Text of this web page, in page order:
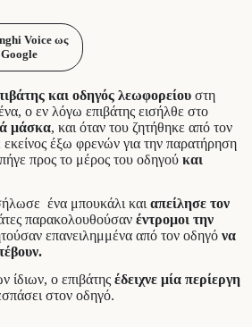
Voice ως
και οδηγός λεωφορείου στη
ο εν λόγω επιβάτης εισήλθε στο
μάσκα, και όταν του ζητήθηκε από τον
έξω φρενών για την παρατήρηση
προς το μέρος του οδηγού και
ένα μπουκάλι και απείλησε τον
παρακολουθούσαν έντρομοι την
επανειλημμένα από τον οδηγό να
ίδιων, ο επιβάτης έδειχνε μία περίεργη
στον οδηγό.